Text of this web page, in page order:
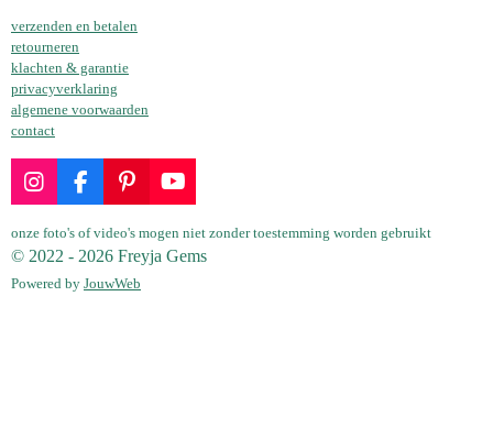
verzenden en betalen
retourneren
klachten & garantie
privacyverklaring
algemene voorwaarden
contact
I
s
t
F
c
e
b
o
P
n
t
e
r
Y
u
T
onze foto's of video's mogen niet zonder toestemming worden gebruikt
© 2022 - 2026 Freyja Gems
Powered by JouwWeb